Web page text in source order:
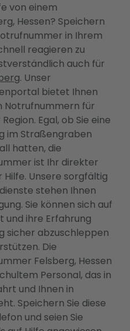
von einem
Hessen? Speichern
in Ihrem
reagieren zu
auch für
. Unser
bietet Ihnen
Notrufnummern für
Egal, ob Sie eine
im Straßengraben
hatten, die
ist Ihr direkter
Unsere sorgfältig
stehen Ihnen
Sie können sich auf
und ihre Erfahrung
sicher abzuschleppen
Die
Felsberg, Hessen
Personal, das in
und Ihnen in
Speichern Sie diese
und seien Sie